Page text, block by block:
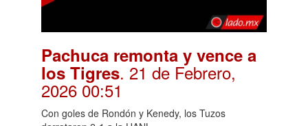
Pachuca remonta y vence a
los Tigres. 21 de Febrero,
2026 00:51
Con goles de Rondón y Kenedy, los Tuzos